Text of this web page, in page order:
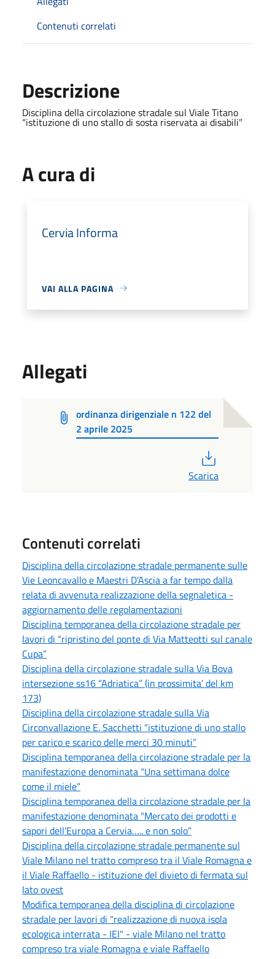
Contenuti correlati
Descrizione
Disciplina della circolazione stradale sul Viale Titano
“istituzione di uno stallo di sosta riservata ai disabili”
A cura di
Cervia Informa
VAI ALLA PAGINA
Allegati
ordinanza dirigenziale n 122 del
2 aprile 2025
Scarica
Contenuti correlati
Disciplina della circolazione stradale permanente sulle
Vie Leoncavallo e Maestri D’Ascia a far tempo dalla
relata di avvenuta realizzazione della segnaletica -
aggiornamento delle regolamentazioni
Disciplina temporanea della circolazione stradale per
lavori di “ripristino del ponte di Via Matteotti sul canale
Cupa”
Disciplina della circolazione stradale sulla Via Bova
intersezione ss16 “Adriatica” (in prossimita’ del km
173)
Disciplina della circolazione stradale sulla Via
Circonvallazione E. Sacchetti “istituzione di uno stallo
per carico e scarico delle merci 30 minuti”
Disciplina temporanea della circolazione stradale per la
manifestazione denominata “Una settimana dolce
come il miele”
Disciplina temporanea della circolazione stradale per la
manifestazione denominata “Mercato dei prodotti e
sapori dell’Europa a Cervia….. e non solo”
Disciplina della circolazione stradale permanente sul
Viale Milano nel tratto compreso tra il Viale Romagna e
il Viale Raffaello - istituzione del divieto di fermata sul
lato ovest
Modifica temporanea della disciplina di circolazione
stradale per lavori di "realizzazione di nuova isola
ecologica interrata - IEI" - viale Milano nel tratto
compreso tra viale Romagna e viale Raffaello